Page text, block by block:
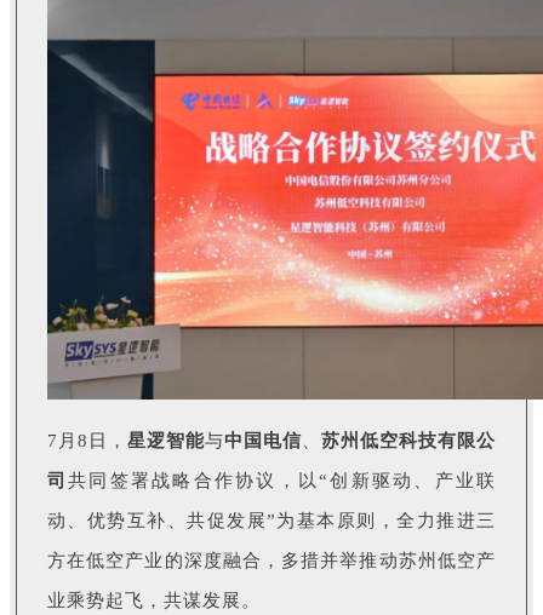
7月8日， 星逻智能与中国电信、 苏州低空科技有限公
司共同签署战略合作协议，以“创新驱动、产业联
动、优势互补、共促发展”为基本原则，全力推进三
方在低空产业的深度融合，多措并举推动苏州低空产
业乘势起飞，共谋发展。